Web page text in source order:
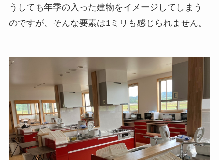
うしても年季の入った建物をイメージしてしまう
のですが、そんな要素は1ミリも感じられません。